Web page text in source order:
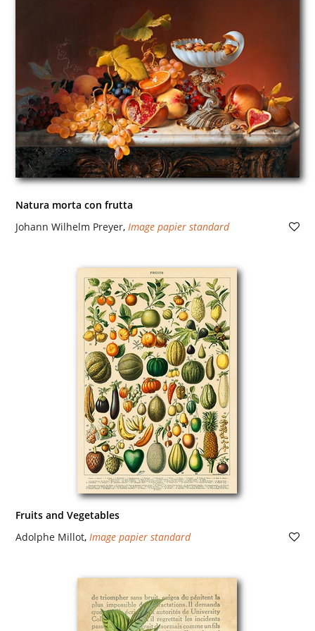
Natura morta con frutta
Johann Wilhelm Preyer, Image papier standard
Fruits and Vegetables
Adolphe Millot, Image papier standard